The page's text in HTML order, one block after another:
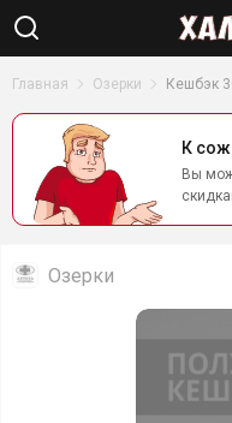
Главная Озерки Кешбэк
К
Вы
Озерки